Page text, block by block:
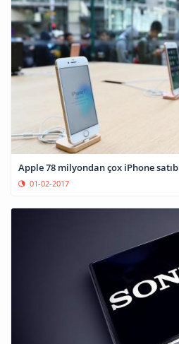
Apple 78 milyondan çox iPhone satıb
01-02-2017